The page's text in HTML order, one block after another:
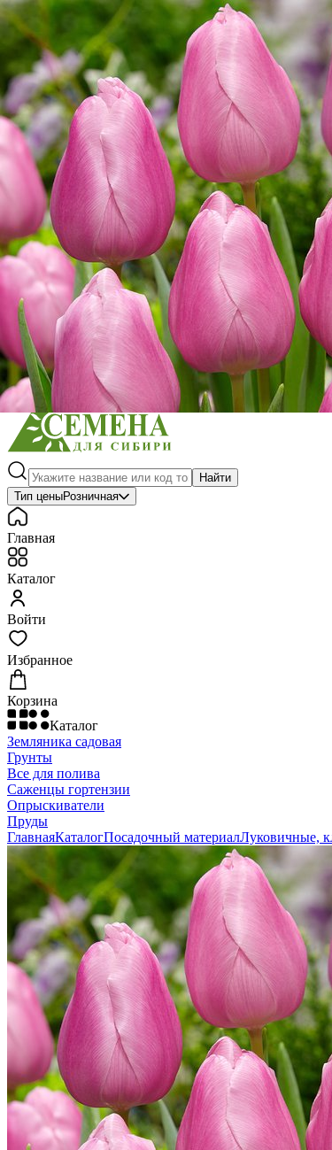
Выберите город
Обратный звонок Заказать обратный звонок
Каталог
Семена
Грунты
Газонные травы, сидераты
Горшки, рассадники, аксессуары
Посадочный материал
Садовый инструмент, инвентарь
Консервирование
Средства защиты, удобрения, добавки, химия
Обустройство сада, декор
Найти
Тип ценыРозничная
Главная
Каталог
Войти
Избранное
Корзина
Каталог
Земляника садовая
Грунты
Все для полива
Саженцы гортензии
Опрыскиватели
Пруды
ГлавнаяКаталогПосадочный материалЛуковичные,